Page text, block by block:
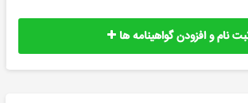
نام و افزودن گواهینامه ها